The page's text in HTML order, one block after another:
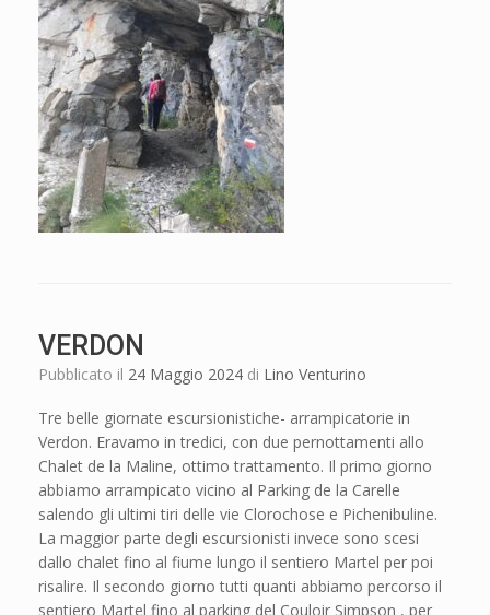
VERDON
Pubblicato il 24 Maggio 2024 di Lino Venturino
Tre belle giornate escursionistiche- arrampicatorie in
Verdon. Eravamo in tredici, con due pernottamenti allo
Chalet de la Maline, ottimo trattamento. Il primo giorno
abbiamo arrampicato vicino al Parking de la Carelle
salendo gli ultimi tiri delle vie Clorochose e Pichenibuline.
La maggior parte degli escursionisti invece sono scesi
dallo chalet fino al fiume lungo il sentiero Martel per poi
risalire. Il secondo giorno tutti quanti abbiamo percorso il
sentiero Martel fino al parking del Couloir Simpson , per